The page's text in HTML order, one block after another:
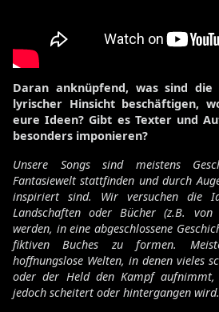
Daran anknüpfend, was sind
lyrischer Hinsicht beschäftigen,
eure Ideen? Gibt es Texter und
besonders imponieren?
Unsere Songs sind meistens
Fantasiewelt stattfinden und durch
inspiriert sind. Wir versuchen die
Landschaften oder Bücher (z.B.
werden, in eine abgeschlossene
fiktiven Buches zu formen.
hoffnungslose Welten, in denen vieles
oder der Held den Kampf aufnimmt,
jedoch scheitert oder hintergangen wird.